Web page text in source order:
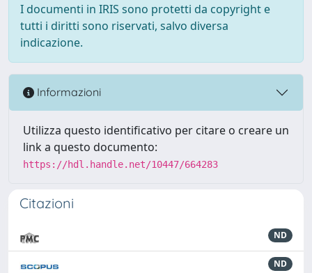
I documenti in IRIS sono protetti da copyright e
tutti i diritti sono riservati, salvo diversa
indicazione.
Informazioni
Utilizza questo identificativo per citare o creare un
link a questo documento:
https://hdl.handle.net/10447/664283
Citazioni
ND
ND